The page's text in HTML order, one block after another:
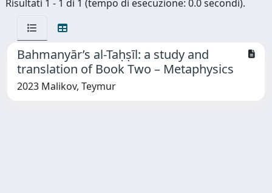
Risultati 1 - 1 di 1 (tempo di esecuzione: 0.0 secondi).
Bahmanyār’s al-Taḥṣīl: a study and
translation of Book Two – Metaphysics
2023 Malikov, Teymur